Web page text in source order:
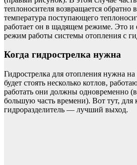
теплоносителя возвращается обратно
температура поступающего
работает он в щадящем режиме. Это и
режим работы системы отопления с
Когда гидрострелка нужна
Гидрострелка для отопления нужна
будет стоять несколько котлов,
работать они должны одновременно
большую часть времени). Вот тут, для
гидроразделитель — лучший выход.